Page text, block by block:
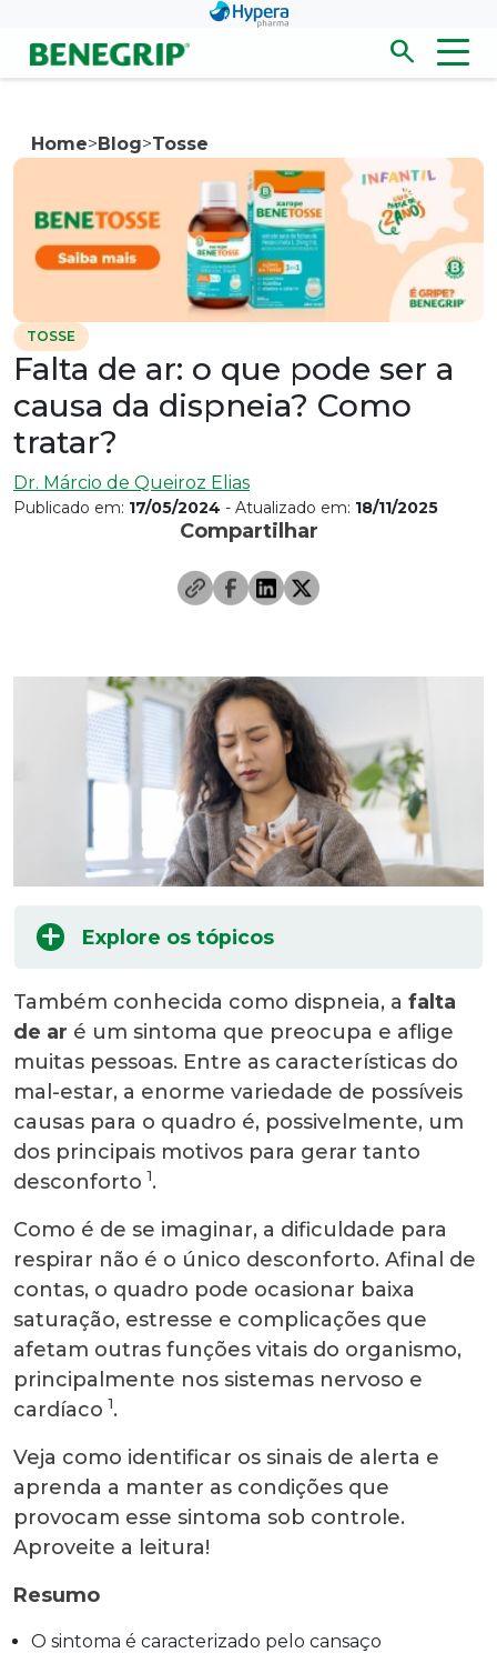
Pular para conteúdo principal
search
Abrir/
Home>Blog>Tosse
TOSSE
Falta de ar: o que pode ser a
causa da dispneia? Como
tratar?
Dr. Márcio de Queiroz Elias
Publicado em: 17/05/2024 - Atualizado em: 18/11/2025
Compartilhar
Explore os tópicos
Também conhecida como dispneia, a falta
de ar é um sintoma que preocupa e aflige
muitas pessoas. Entre as características do
mal-estar, a enorme variedade de possíveis
causas para o quadro é, possivelmente, um
dos principais motivos para gerar tanto
desconforto 1.
Como é de se imaginar, a dificuldade para
respirar não é o único desconforto. Afinal de
contas, o quadro pode ocasionar baixa
saturação, estresse e complicações que
afetam outras funções vitais do organismo,
principalmente nos sistemas nervoso e
cardíaco 1.
Veja como identificar os sinais de alerta e
aprenda a manter as condições que
provocam esse sintoma sob controle.
Aproveite a leitura!
Resumo
O sintoma é caracterizado pelo cansaço